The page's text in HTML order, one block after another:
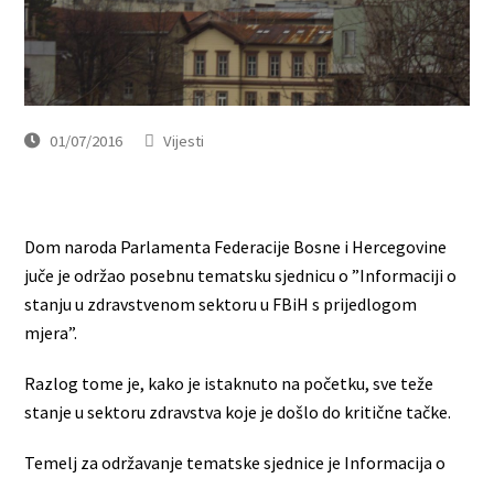
01/07/2016 Vijesti
Dom naroda Parlamenta Federacije Bosne i Hercegovine
juče je održao posebnu tematsku sjednicu o ”Informaciji o
stanju u zdravstvenom sektoru u FBiH s prijedlogom
mjera”.
Razlog tome je, kako je istaknuto na početku, sve teže
stanje u sektoru zdravstva koje je došlo do kritične tačke.
Temelj za održavanje tematske sjednice je Informacija o